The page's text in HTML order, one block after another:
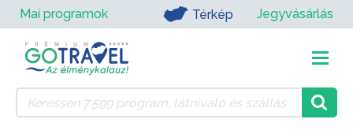
Mai programok Térkép Jegyvásárlás